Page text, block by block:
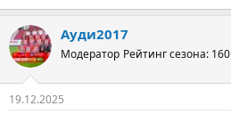
Ауди2017
Модератор Рейтинг сезона: 160
19.12.2025